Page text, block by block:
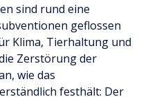
sind rund eine
geflossen
Klima, Tierhaltung und
Zerstörung der
wie das
festhält: Der